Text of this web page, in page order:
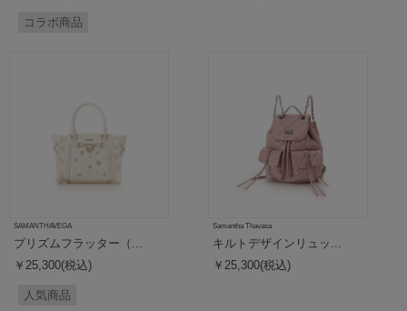
コラボ商品
SAMANTHAVEGA
プリズムフラッター（...
￥25,300(税込)
人気商品
Samantha Thavasa
キルトデザインリュッ...
￥25,300(税込)